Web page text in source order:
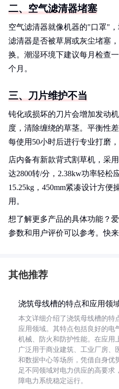
二、空气滤清器堵塞
空气滤清器就像机器的"口罩"
滤清器是否被草屑或灰尘堵塞
换。潮湿环境下建议每月检查
个月。
三、刀片维护不当
钝化或损坏的刀片会增加发动
度，清除缠绕的草茎。平衡性
每使用50小时后进行专业打磨
店内备有新款背式割草机，采
达2800转/分，2.38kw功率轻松
15.25kg，450mm紧凑设计方便
用。
想了解更多产品的具体功能？
参数和用户评价可以参考。快来
其他推荐
浇筑母线槽的特点和应用领
本文详细介绍了浇筑母线槽的特
应用领域。其特点包括良好的电
机械、防火和防护性能。在应用
广泛用于商业建筑、工业厂房、
和数据中心等场所，凭借自身优
足不同领域对电力供应的高要求
障电力系统稳定运行。